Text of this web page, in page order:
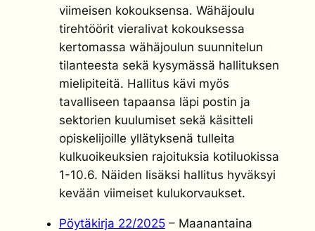
viimeisen kokouksensa. Wähäjoulu
tirehtöörit vieralivat kokouksessa
kertomassa wähäjoulun suunnitelun
tilanteesta sekä kysymässä hallituksen
mielipiteitä. Hallitus kävi myös
tavalliseen tapaansa läpi postin ja
sektorien kuulumiset sekä käsitteli
opiskelijoille yllätyksenä tulleita
kulkuoikeuksien rajoituksia kotiluokissa
1-10.6. Näiden lisäksi hallitus hyväksyi
kevään viimeiset kulukorvaukset.
Pöytäkirja 22/2025– Maanantaina